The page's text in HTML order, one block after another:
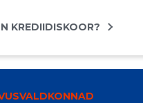
KREDIIDISKOOR?